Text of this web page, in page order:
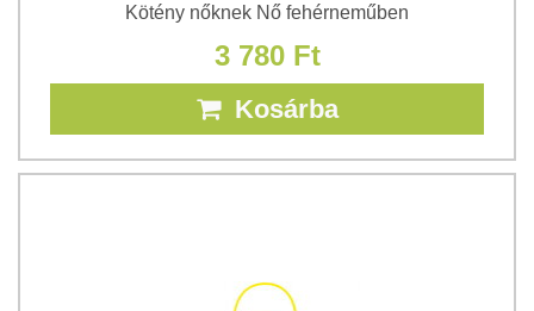
Kötény nőknek Nő fehérneműben
3 780 Ft
Kosárba